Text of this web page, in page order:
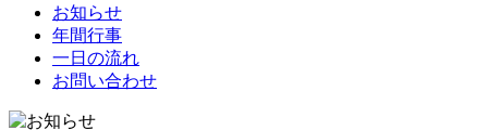
お問い合わせ
入園あんない
お知らせ
年間行事
一日の流れ
お問い合わせ